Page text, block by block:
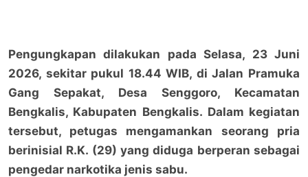
Pengungkapan dilakukan pada Selasa, 23 Juni
2026, sekitar pukul 18.44 WIB, di Jalan Pramuka
Gang Sepakat, Desa Senggoro, Kecamatan
Bengkalis, Kabupaten Bengkalis. Dalam kegiatan
tersebut, petugas mengamankan seorang pria
berinisial R.K. (29) yang diduga berperan sebagai
pengedar narkotika jenis sabu.